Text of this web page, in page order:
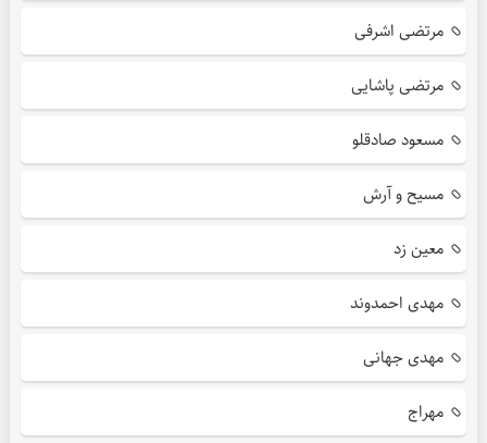
مرتضی اشرفی
مرتضی پاشایی
مسعود صادقلو
مسیح و آرش
معین زد
مهدی احمدوند
مهدی جهانی
مهراج